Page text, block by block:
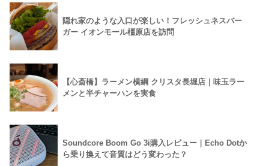
隠れ家のような入口が楽しい！フレッシュネスバー
ガー イオンモール橿原店を訪問
【心斎橋】ラーメン横綱 クリスタ長堀店｜味玉ラー
メンと半チャーハンを実食
Soundcore Boom Go 3i購入レビュー｜Echo Dotか
ら乗り換えて音質はどう変わった？